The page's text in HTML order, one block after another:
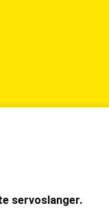
servoslanger.